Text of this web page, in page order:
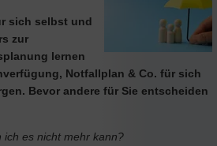
sich selbst und
zur
lernen
Notfallplan & Co. für sich
Bevor andere für Sie entscheiden
ich es nicht mehr kann?